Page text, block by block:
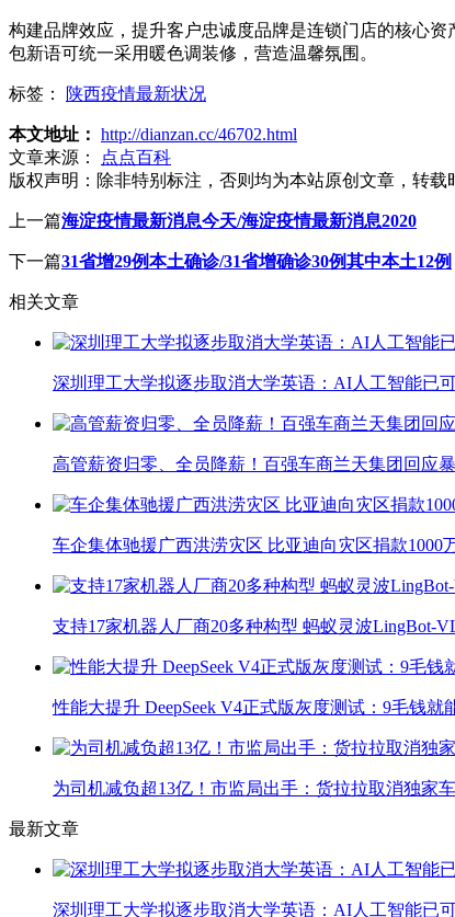
构建品牌效应，提升客户忠诚度品牌是连锁门店的核心
包新语可统一采用暖色调装修，营造温馨氛围。
标签： 陕西疫情最新状况
本文地址： http://dianzan.cc/46702.html
文章来源：
点点百科
版权声明： 除非特别标注，否则均为本站原创文章，转载
上一篇海淀疫情最新消息今天/海淀疫情最新消息2020
下一篇31省增29例本土确诊/31省增确诊30例其中本土12例
相关文章
深圳理工大学拟逐步取消大学英语：AI人工智能已
高管薪资归零、全员降薪！百强车商兰天集团回应
车企集体驰援广西洪涝灾区 比亚迪向灾区捐款1000
支持17家机器人厂商20多种构型 蚂蚁灵波LingBot-
性能大提升 DeepSeek V4正式版灰度测试：9毛钱就
为司机减负超13亿！市监局出手：货拉拉取消独家
最新文章
深圳理工大学拟逐步取消大学英语：AI人工智能已